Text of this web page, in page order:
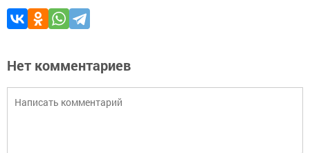
Нет комментариев